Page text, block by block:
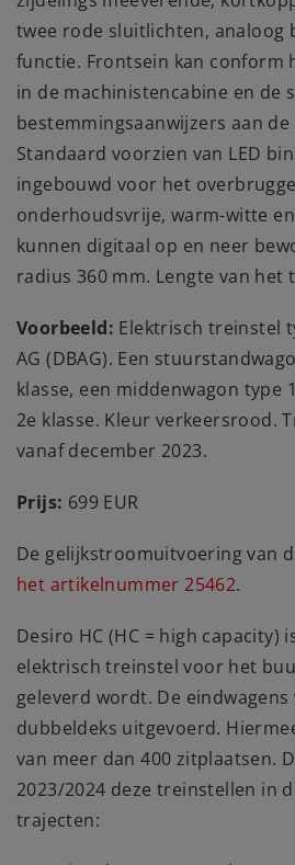
twee rode sluitlichten, analoog
functie. Frontsein kan conform
in de machinistencabine en de
bestemmingsaanwijzers aan
Standaard voorzien van LED
ingebouwd voor het
onderhoudsvrije, warm-witte
kunnen digitaal op en neer
radius 360 mm. Lengte van het
Voorbeeld: Elektrisch treinstel
AG (DBAG). Een
klasse, een middenwagon type
2e klasse. Kleur verkeersrood.
vanaf december 2023.
Prijs: 699 EUR
De gelijkstroomuitvoering van
het artikelnummer 25462.
Desiro HC (HC = high
elektrisch treinstel voor het
geleverd wordt. De
dubbeldeks uitgevoerd.
van meer dan 400 zitplaatsen.
2023/2024 deze treinstellen in
trajecten: